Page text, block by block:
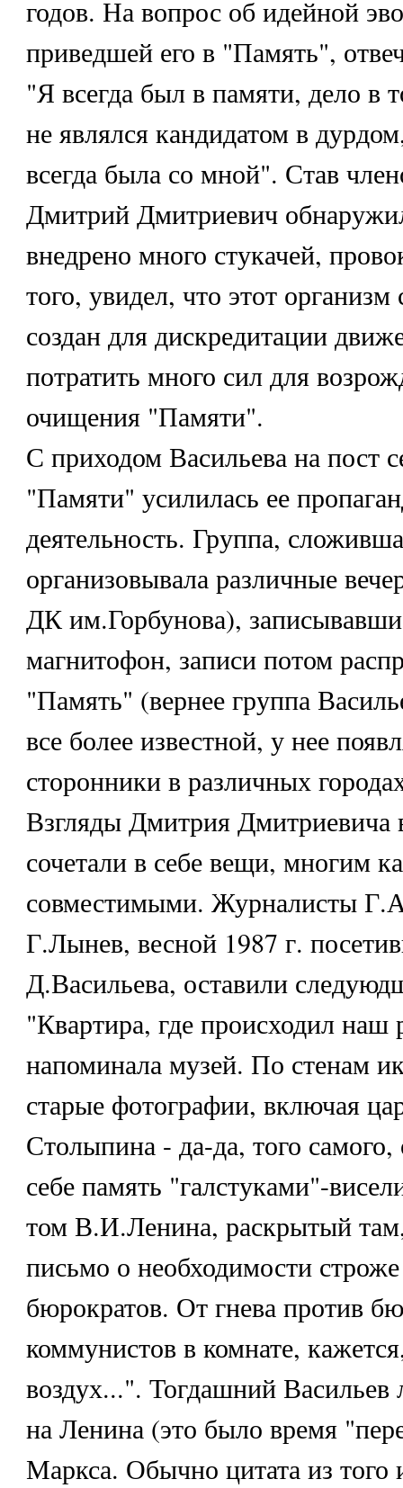
годов. На вопрос об идейной
приведшей его в "Память",
"Я всегда был в памяти, дело в
не являлся кандидатом в
всегда была со мной". Став
Дмитрий Дмитриевич
внедрено много стукачей,
того, увидел, что этот организм
создан для дискредитации
потратить много сил для
очищения "Памяти".
С приходом Васильева на пост
"Памяти" усилилась ее
деятельность. Группа,
организовывала различные
ДК им.Горбунова),
магнитофон, записи потом
"Память" (вернее группа
все более известной, у нее
сторонники в различных
Взгляды Дмитрия Дмитриевича
сочетали в себе вещи, многим
совместимыми. Журналисты
Г.Лынев, весной 1987 г.
Д.Васильева, оставили
"Квартира, где происходил наш
напоминала музей. По стенам
старые фотографии, включая
Столыпина - да-да, того самого,
себе память "галстуками"-
том В.И.Ленина, раскрытый там,
письмо о необходимости
бюрократов. От гнева против
коммунистов в комнате,
воздух...". Тогдашний Васильев
на Ленина (это было время
Маркса. Обычно цитата из того